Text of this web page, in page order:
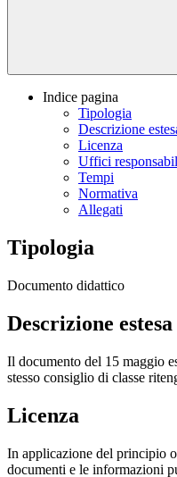
Indice pagina
Tipologia
Descrizione
Licenza
Uffici
Tempi
Normativa
Allegati
Tipologia
Documento didattico
Descrizione estesa
Il documento del 15 maggio
stesso consiglio di classe
Licenza
In applicazione del principio
documenti e le informazioni